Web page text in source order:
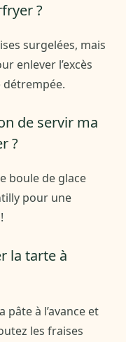
?
surgelées, mais
enlever l’excès
détrempée.
de servir ma
?
boule de glace
pour une
la tarte à
pâte à l’avance et
les fraises